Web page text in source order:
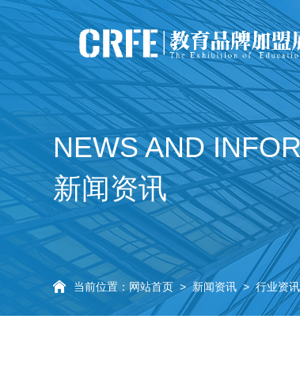
NEWS AND
新闻资讯
当前位置： 网站首页 >新闻资讯 >行业资讯